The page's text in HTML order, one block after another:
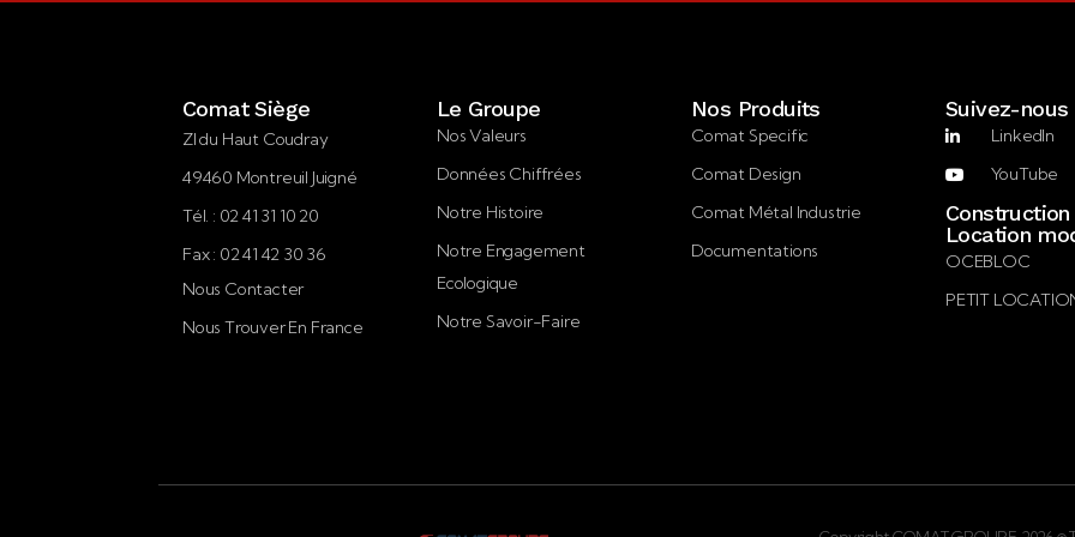
Comat Siège
ZI du Haut Coudray
49460 Montreuil Juigné
Tél. : 02 41 31 10 20
Fax : 02 41 42 30 36
Nous Contacter
Nous Trouver En France
Le Groupe
Nos Valeurs
Données Chiffrées
Notre Histoire
Notre Engagement
Ecologique
Notre Savoir-Faire
Nos Produits
Comat Specific
Comat Design
Comat Métal Industrie
Documentations
Suivez-nous
LinkedIn
YouTube
Construction
Location
OCEBLOC
PETIT